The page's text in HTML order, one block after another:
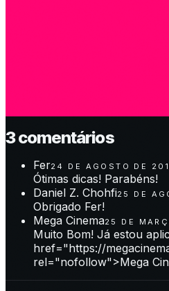
3comentários
Fer24 DE AGOSTO DE
Ótimas dicas! Parabéns!
Daniel Z. Chohfi25 DE
Obrigado Fer!
Mega Cinema25 DE
Muito Bom! Já estou
href="https://
rel="nofollow">Mega